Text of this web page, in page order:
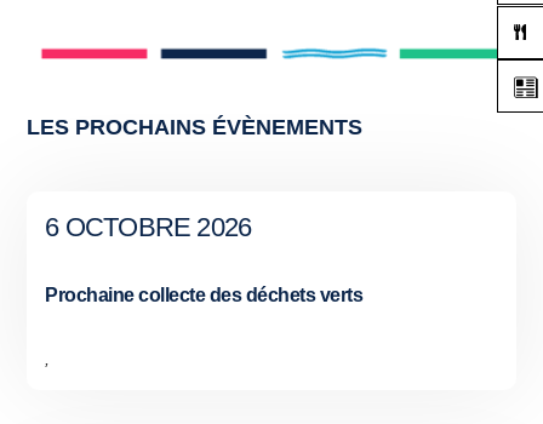
LES PROCHAINS ÉVÈNEMENTS
6 OCTOBRE 2026
Prochaine collecte des déchets verts